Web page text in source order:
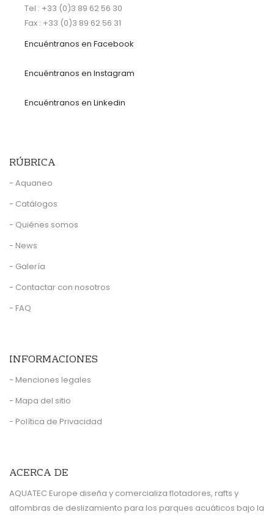
Tel : +33 (0)3 89 62 56 30
Fax : +33 (0)3 89 62 56 31
Encuéntranos en Facebook
Encuéntranos en Instagram
Encuéntranos en Linkedin
RÚBRICA
- Aquaneo
- Catálogos
- Quiénes somos
- News
- Galería
- Contactar con nosotros
- FAQ
INFORMACIONES
- Menciones legales
- Mapa del sitio
- Política de Privacidad
ACERCA DE
AQUATEC Europe diseña y comercializa flotadores, rafts y
alfombras de deslizamiento para los parques acuáticos bajo la